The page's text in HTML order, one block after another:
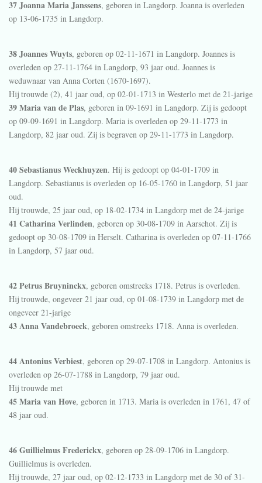
37 Joanna Maria Janssens, geboren in Langdorp. Joanna is overleden
op 13-06-1735 in Langdorp.
38 Joannes Wuyts, geboren op 02-11-1671 in Langdorp. Joannes is
overleden op 27-11-1764 in Langdorp, 93 jaar oud. Joannes is
weduwnaar van Anna Corten (1670-1697).
Hij trouwde (2), 41 jaar oud, op 02-01-1713 in Westerlo met de 21-jarige
39 Maria van de Plas, geboren in 09-1691 in Langdorp. Zij is gedoopt
op 09-09-1691 in Langdorp. Maria is overleden op 29-11-1773 in
Langdorp, 82 jaar oud. Zij is begraven op 29-11-1773 in Langdorp.
40 Sebastianus Weckhuyzen. Hij is gedoopt op 04-01-1709 in
Langdorp. Sebastianus is overleden op 16-05-1760 in Langdorp, 51 jaar
oud.
Hij trouwde, 25 jaar oud, op 18-02-1734 in Langdorp met de 24-jarige
41 Catharina Verlinden, geboren op 30-08-1709 in Aarschot. Zij is
gedoopt op 30-08-1709 in Herselt. Catharina is overleden op 07-11-1766
in Langdorp, 57 jaar oud.
42 Petrus Bruyninckx, geboren omstreeks 1718. Petrus is overleden.
Hij trouwde, ongeveer 21 jaar oud, op 01-08-1739 in Langdorp met de
ongeveer 21-jarige
43 Anna Vandebroeck, geboren omstreeks 1718. Anna is overleden.
44 Antonius Verbiest, geboren op 29-07-1708 in Langdorp. Antonius is
overleden op 26-07-1788 in Langdorp, 79 jaar oud.
Hij trouwde met
45 Maria van Hove, geboren in 1713. Maria is overleden in 1761, 47 of
48 jaar oud.
46 Guillielmus Frederickx, geboren op 28-09-1706 in Langdorp.
Guillielmus is overleden.
Hij trouwde, 27 jaar oud, op 02-12-1733 in Langdorp met de 30 of 31-